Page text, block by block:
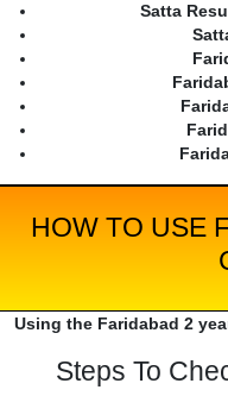
Satta
HOW TO USE
Using the Faridabad 2
Steps To